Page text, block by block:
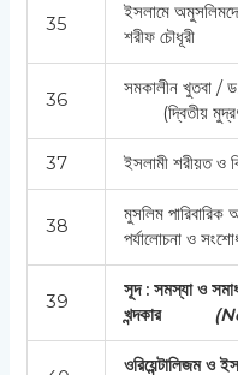
35
ইসলামে
শরীফ চৌধূরী
36
সমকালীন খুতবা /
(দ্বিতীয়
37 ইসলামী শরীয়ত ও
38
মুসলিম
পর্যালোচনা ও
39
সূদ : সমস্যা ও
খন্দকার
(
ওরিয়েন্টালিজম ও